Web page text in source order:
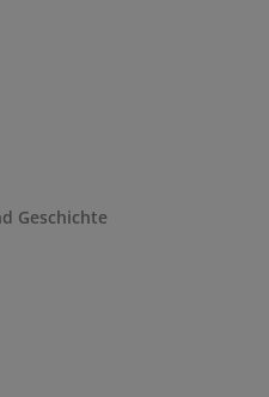
Geschichte